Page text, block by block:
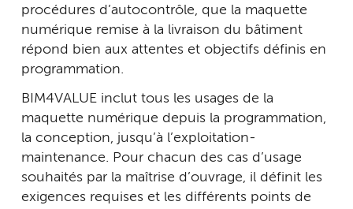
procédures d’autocontrôle, que la maquette
numérique remise à la livraison du bâtiment
répond bien aux attentes et objectifs définis en
programmation.
BIM4VALUE inclut tous les usages de la
maquette numérique depuis la programmation,
la conception, jusqu’à l’exploitation-
maintenance. Pour chacun des cas d’usage
souhaités par la maîtrise d’ouvrage, il définit les
exigences requises et les différents points de